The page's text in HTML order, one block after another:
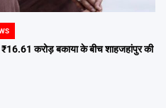
करोड़ बकाया के बीच शाहजहांपुर की